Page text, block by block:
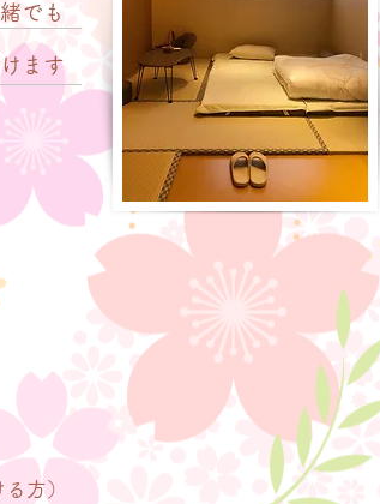
でも
ます
方）